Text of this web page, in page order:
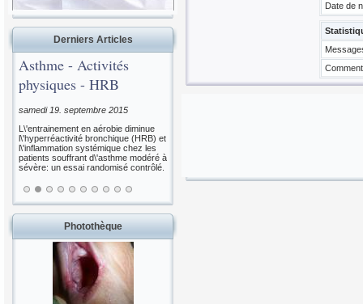
Derniers Articles
Asthme - Activités
physiques - HRB
samedi 19. septembre 2015
L\'entrainement en aérobie diminue
l\'hyperréactivité bronchique (HRB) et
l\'inflammation systémique chez les
patients souffrant d\'asthme modéré à
sévère: un essai randomisé contrôlé.
Photothèque
Date de